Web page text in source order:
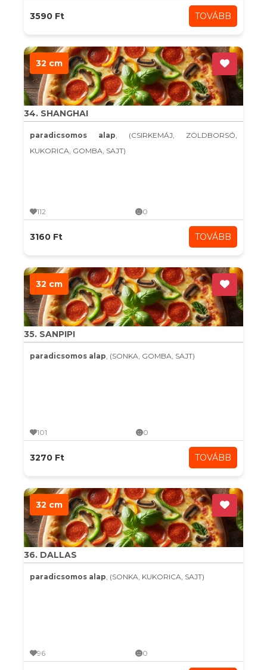
3590 Ft TOVÁBB
32 cm
34. SHANGHAI
paradicsomos alap, (CSIRKEMÁJ, ZÖLDBORSÓ,
KUKORICA, GOMBA, SAJT)
112 0
3160 Ft TOVÁBB
32 cm
35. SANPIPI
paradicsomos alap, (SONKA, GOMBA, SAJT)
101 0
3270 Ft TOVÁBB
32 cm
36. DALLAS
paradicsomos alap, (SONKA, KUKORICA, SAJT)
96 0